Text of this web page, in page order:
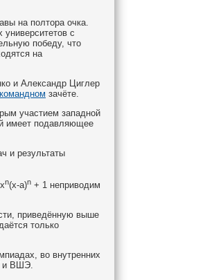
на полтора очка.
с
победу, что
на
и Александр Циглер
командном зачёте.
участием западной
имеет подавляющее
и результаты
n(x-a)n + 1 неприводим
приведённую выше
только
во внутренних
и ВШЭ.